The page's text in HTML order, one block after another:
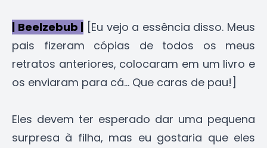
| Beelzebub | [Eu vejo a essência disso. Meus
pais fizeram cópias de todos os meus
retratos anteriores, colocaram em um livro e
os enviaram para cá... Que caras de pau!]
Eles devem ter esperado dar uma pequena
surpresa à filha, mas eu gostaria que eles